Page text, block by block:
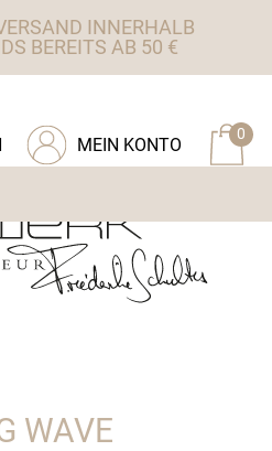
INNERHALB
BEREITS AB 50 €
0
MEIN KONTO
WAVE